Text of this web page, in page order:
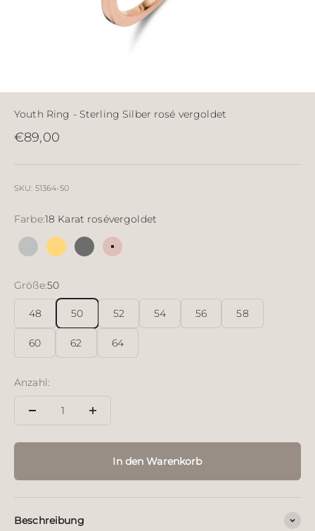
Youth Ring - Sterling Silber rosé vergoldet
Angebot
€89,00
SKU: 51364-50
Farbe:18 Karat rosévergoldet
Silber18 Karat vergoldetes Silber
Sterlingsilber rutheniert
18 Karat rosévergoldet
Größe:50
48 50 52 54 56 58
60 62 64
Anzahl:
In den Warenkorb
Beschreibung